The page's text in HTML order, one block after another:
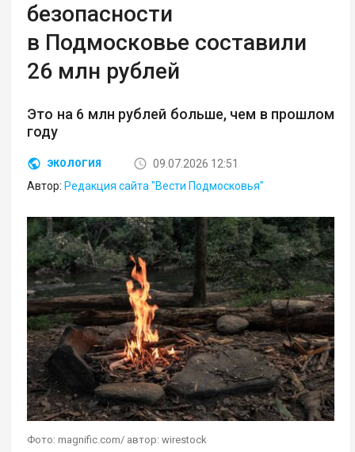
безопасности
в Подмосковье составили
26 млн рублей
Это на 6 млн рублей больше, чем в прошлом
году
ЭКОЛОГИЯ
09.07.2026 12:51
Автор: Редакция сайта "Вести Подмосковья"
Фото: magnific.com/ автор: wirestock